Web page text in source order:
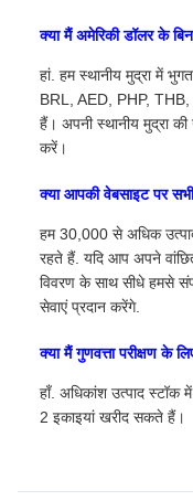
क्या मैं अमेरिकी डॉलर के
हां. हम स्थानीय मुद्रा में
BRL, AED, PHP,
हैं। अपनी स्थानीय मुद्रा
करें।
क्या आपकी वेबसाइट पर सभी
हम 30,000 से अधिक
रहते हैं. यदि आप अपने
विवरण के साथ सीधे हमसे
सेवाएं प्रदान करेंगे.
क्या मैं गुणवत्ता परीक्षण के
हाँ. अधिकांश उत्पाद स्टॉक
2 इकाइयां खरीद सकते हैं।